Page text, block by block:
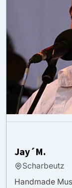
Jay´M.
Scharbeutz
Handmade